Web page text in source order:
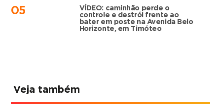
05
VÍDEO: caminhão perde o
controle e destrói frente ao
bater em poste na Avenida Belo
Horizonte, em Timóteo
Veja também